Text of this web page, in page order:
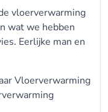
vloerverwarming
wat we hebben
Eerlijke man en
Vloerverwarming